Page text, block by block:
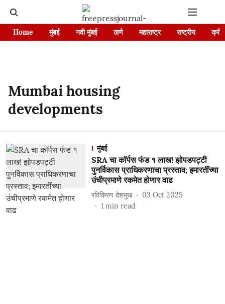
Home मुंबई नवी मुंबई ठाणे महाराष्ट्र राष्ट्रीय
Mumbai housing
developments
मुंबई
SRA चा कॉर्पस फंड १ लाख! झोपडपट्टी
पुनर्विकास प्राधिकरणाचा प्रस्ताव; इमारतींच्या
उंचीप्रमाणे रकमेत होणार वाढ
रविकिरण देशमुख
03 Oct 2025
1 min read